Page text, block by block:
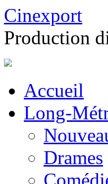
Cinexport
Production
Accueil
Long-
Drames